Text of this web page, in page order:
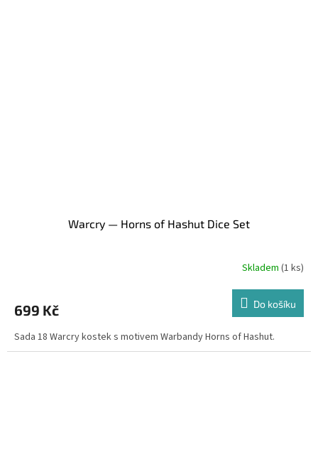
Warcry — Horns of Hashut Dice Set
Skladem (1 ks)
699 Kč Do košíku
Sada 18 Warcry kostek s motivem Warbandy Horns of Hashut.